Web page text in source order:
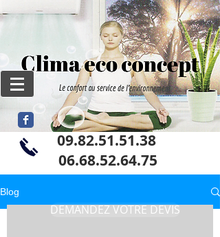
09.82.51.51.38
06.68.52.64.75
Blog
DEMANDEZ VOTRE DEVIS